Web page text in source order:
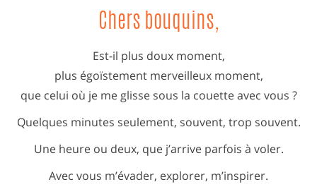
Chers bouquins,
Est-il plus doux moment,
plus égoïstement merveilleux moment,
que celui où je me glisse sous la couette avec vous ?
Quelques minutes seulement, souvent, trop souvent.
Une heure ou deux, que j’arrive parfois à voler.
Avec vous m’évader, explorer, m’inspirer.